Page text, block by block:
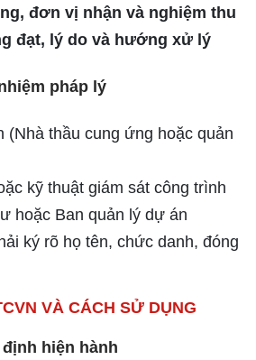
đơn vị nhận và nghiệm thu
đạt, lý do và hướng xử lý
pháp lý
(Nhà thầu cung ứng hoặc quản
kỹ thuật giám sát công trình
hoặc Ban quản lý dự án
ký rõ họ tên, chức danh, đóng
VÀ CÁCH SỬ DỤNG
hiện hành